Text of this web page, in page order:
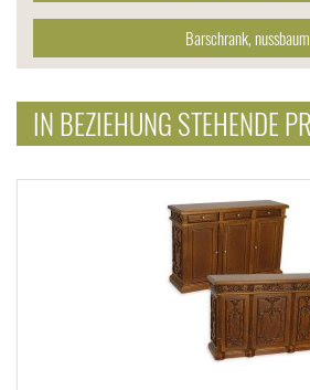
Barschrank, nussbaum
IN BEZIEHUNG STEHENDE